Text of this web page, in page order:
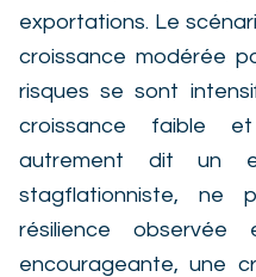
exportations. Le
croissance modérée
risques se sont
croissance faible et
autrement dit un
stagflationniste, ne
résilience
encourageante, une